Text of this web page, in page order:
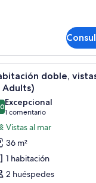
de madera.
silla y vista a la ciudad a
3
doble,
Adults)
de 10
Excepcional
1 comentario
(1 comentario)
Vistas al mar
36 m²
1 habitación
2 huéspedes